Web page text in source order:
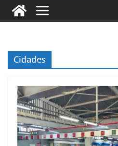
Cidades